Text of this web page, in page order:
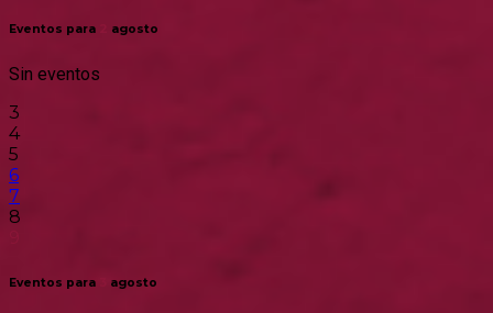
Eventos para agosto
Sin eventos
3
4
5
6
7
8
Eventos para agosto